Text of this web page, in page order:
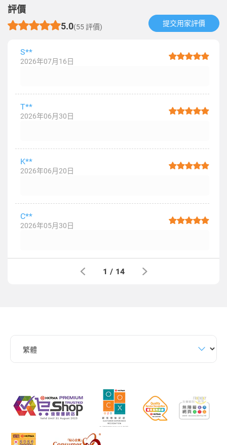
評價
5.0(55 評價) 提交用家評價​
S**
2026年07月16日
T**
2026年06月30日
K**
2026年06月20日
C**
2026年05月30日
1 / 14